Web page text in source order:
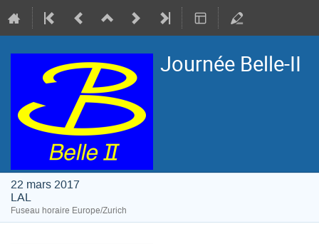
Journée Belle-II
22 mars 2017
LAL
Fuseau horaire Europe/Zurich